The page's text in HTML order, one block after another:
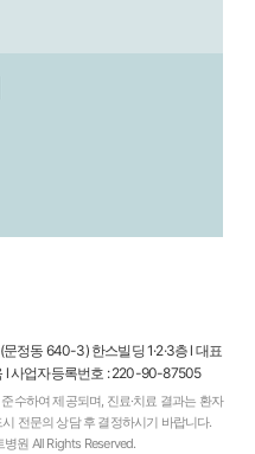
정동 640-3) 한스빌딩 1·2·3층 l 대표
l 사업자등록번호 : 220-90-87505
수하여 제공되며, 진료·치료 결과는 환자
전문의 상담 후 결정하시기 바랍니다.
원 All Rights Reserved.